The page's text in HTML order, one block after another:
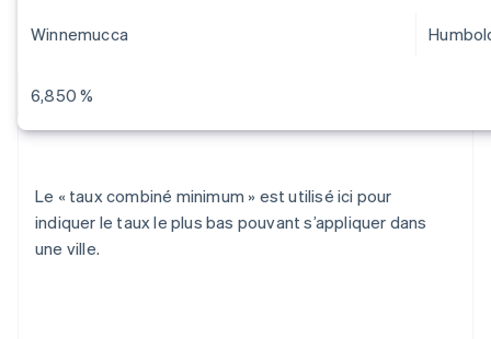
Winnemucca
6,850 %
Le « taux combiné minimum » est utilisé ici pour
indiquer le taux le plus bas pouvant s’appliquer dans
une ville.